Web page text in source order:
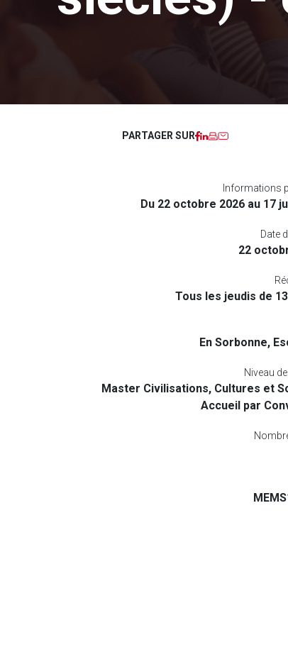
PARTAGER SUR Facebook
LinkedIn
Imprimer
Informations
Du 22 octobre 2026 au 17
Date
22
Tous les jeudis de
En Sorbonne,
Niveau
Master Civilisations, Cultures et
Accueil par